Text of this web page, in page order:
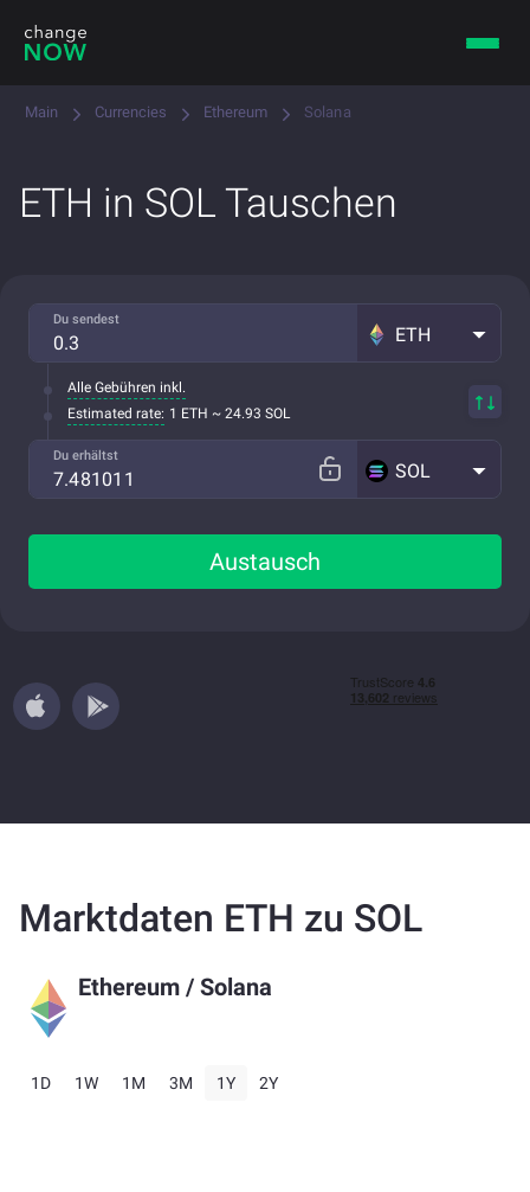
Main Currencies Ethereum Solana
ETH in SOL Tauschen
Du sendest
ETH
Alle Gebühren inkl.
Estimated rate: 1 ETH ~ 24.93 SOL
Du erhältst
SOL
Austausch
Marktdaten ETH zu SOL
Ethereum / Solana
1D 1W 1M 3M 1Y 2Y